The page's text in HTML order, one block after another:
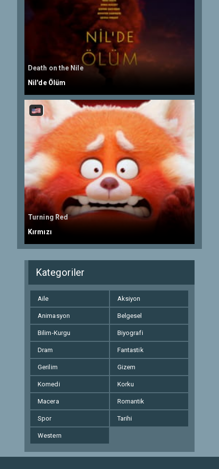
Death on the Nile
Nil'de Ölüm
Turning Red
Kırmızı
Kategoriler
Aile Aksiyon
Animasyon Belgesel
Bilim-Kurgu Biyografi
Dram Fantastik
Gerilim Gizem
Komedi Korku
Macera Romantik
Spor Tarihi
Western